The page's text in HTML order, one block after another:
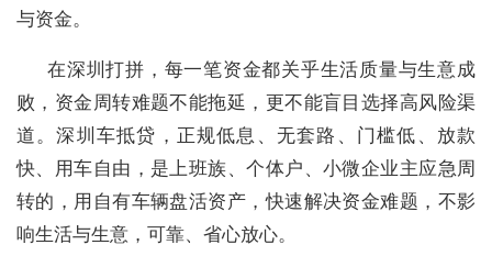
与资金。
在深圳打拼，每一笔资金都关乎生活质量与生意成
败，资金周转难题不能拖延，更不能盲目选择高风险渠
道。深圳车抵贷，正规低息、无套路、门槛低、放款
快、用车自由，是上班族、个体户、小微企业主应急周
转的，用自有车辆盘活资产，快速解决资金难题，不影
响生活与生意，可靠、省心放心。